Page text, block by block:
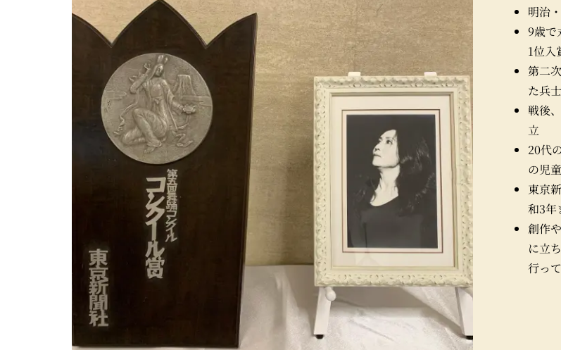
明治
9歳で
1位入
第二
た兵
戦後
立
20代
の児
東京
和3年
創作
に立
行っ